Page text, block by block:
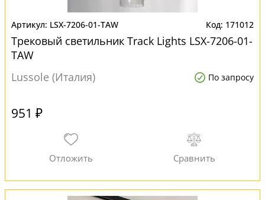
LSX-7206-01-TAW 171012
Трековый светильник Track Lights LSX-7206-01-
TAW
Lussole (Италия)
По запросу
951 ₽